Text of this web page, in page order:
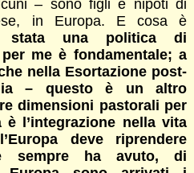
– sono figli e nipoti di
in Europa. E cosa è
stata una politica di
me è fondamentale; a
nella Esortazione post-
– questo è un altro
dimensioni pastorali per
l’integrazione nella vita
deve riprendere
sempre ha avuto, di